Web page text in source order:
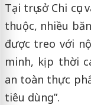
Tại trụ sở Chi
thuộc, nhiều
được treo với
minh, kịp thời
an toàn thực
tiêu dùng”.